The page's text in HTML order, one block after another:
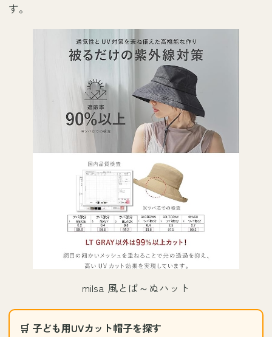
す。
milsa 風とば～ぬハット
🛒 子ども用UVカット帽子を探す